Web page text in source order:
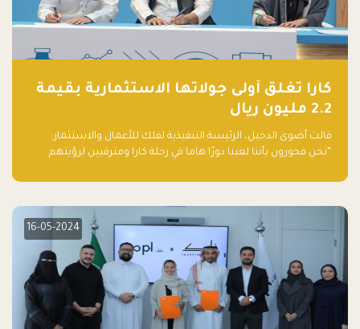
كارا تغلق أولى جولاتها الاستثمارية بقيمة
2.2 مليون ريال
قالت أضوى الدخيل، الرئيسة التنفيذية لفلك للأعمال والاستثمار:
“نحن فخورون بأننا لعبنا دورًا هاما في رحلة كارا ومترقبين لرؤيتهم
جيدًا لكوكبنا فحسب، بل إنه جيد أيضًا للأعمال”.
16-05-2024